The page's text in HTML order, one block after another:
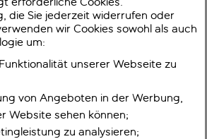
die Sie jederzeit widerrufen oder
wir Cookies sowohl als auch
um:
unserer Webseite zu
von Angeboten in der Werbung,
Website sehen können;
zu analysieren;